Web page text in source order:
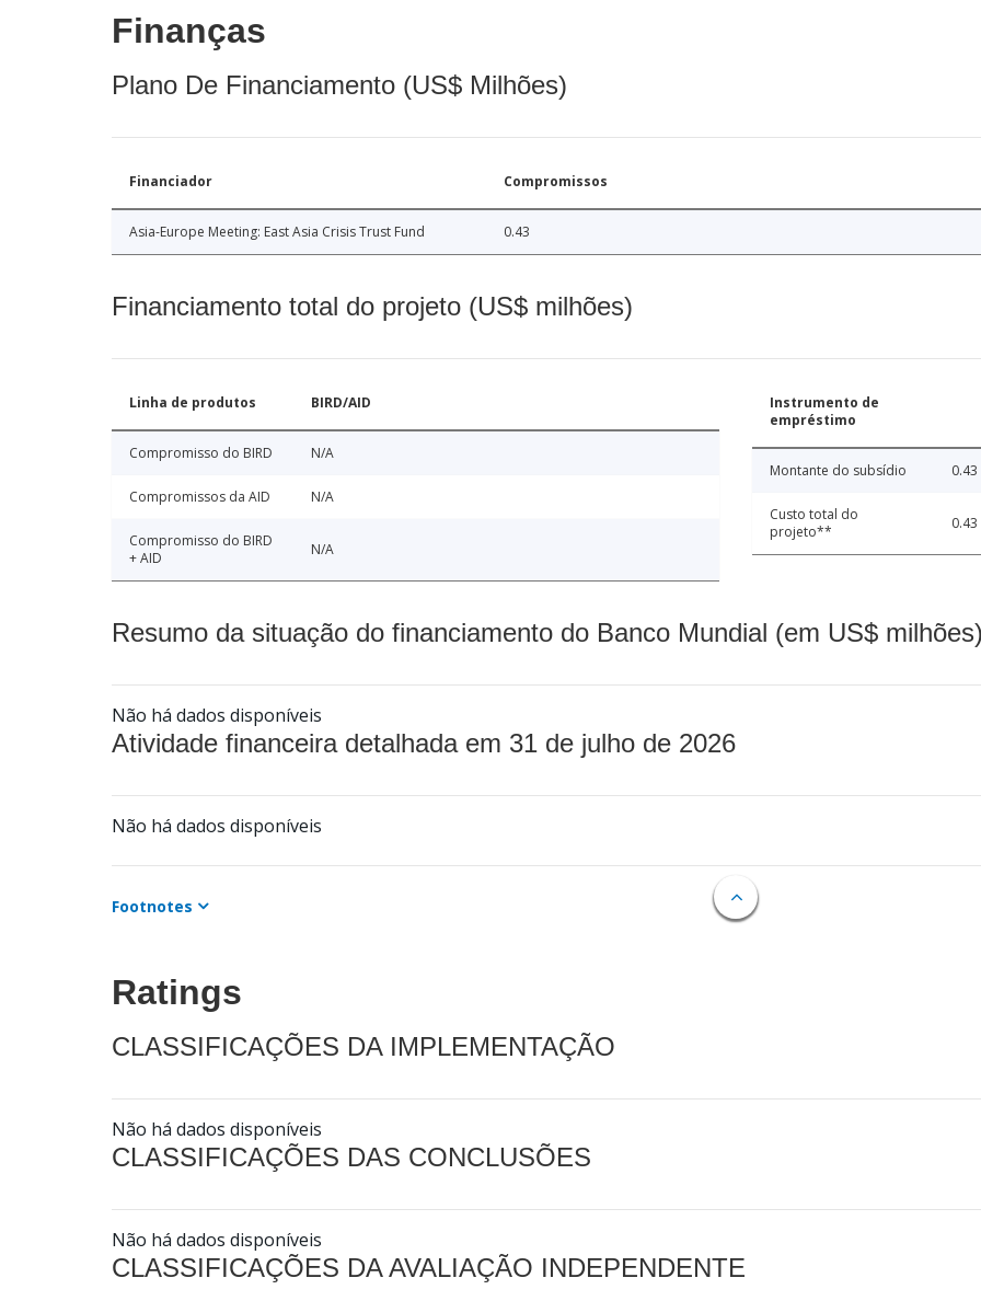
Finanças
Plano De Financiamento (US$ Milhões)
Financiador Compromissos
Asia-Europe Meeting: East Asia Crisis Trust Fund 0.43
Financiamento total do projeto (US$ milhões)
Linha de produtos BIRD/AID
Compromisso do BIRD N/A
Compromissos da AID N/A
Compromisso do BIRD
+ AID
N/A
Instrumento de
empréstimo
Montante do subsídio 0.43
Custo total do
projeto**
0.43
Resumo da situação do financiamento do Banco Mundial (em US$
Não há dados disponíveis
Atividade financeira detalhada em 31 de julho de 2026
Não há dados disponíveis
Footnotes
Ratings
CLASSIFICAÇÕES DA IMPLEMENTAÇÃO
Não há dados disponíveis
CLASSIFICAÇÕES DAS CONCLUSÕES
Não há dados disponíveis
CLASSIFICAÇÕES DA AVALIAÇÃO INDEPENDENTE